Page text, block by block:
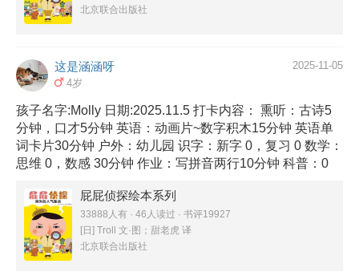
北京联合出版社
这是涵涵呀
4岁
2025-11-05
孩子名字:Molly 日期:2025.11.5 打卡内容： 熏听：古诗5
分钟，口才5分钟 英语：动画片~数字积木15分钟 英语单
词卡片30分钟 户外：幼儿园 识字：新字 0，复习 0 数学：
思维 0，数感 30分钟 作业：写拼音两行10分钟 科普：0
屁屁侦探绘本系列
33888人有 · 46人读过 · 书评19927
[日] Troll 文·图；甜老虎 译
北京联合出版社